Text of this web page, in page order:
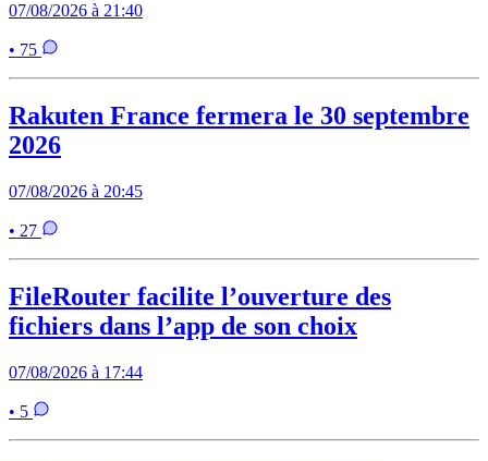
07/08/2026 à 21:40
• 75
Rakuten France fermera le 30 septembre
2026
07/08/2026 à 20:45
• 27
FileRouter facilite l’ouverture des
fichiers dans l’app de son choix
07/08/2026 à 17:44
• 5